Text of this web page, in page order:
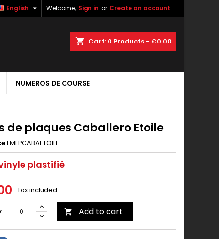
Welcome, Sign in or Create an account
English 
shopping_cart Cart: 0 Products - €0.00
NUMEROS DE COURSE
de plaques Caballero Etoile
FMFPCABAETOILE
vinyle plastifié
Tax included
 Add to cart